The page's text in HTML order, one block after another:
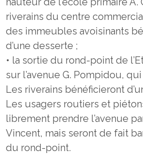
riverains du centre
des immeubles avoisinants
d’une desserte ;
• la sortie du rond-point de
sur l’avenue G. Pompidou,
Les riverains bénéficieront
Les usagers routiers et
librement prendre l’avenue
Vincent, mais seront de fait
du rond-point.